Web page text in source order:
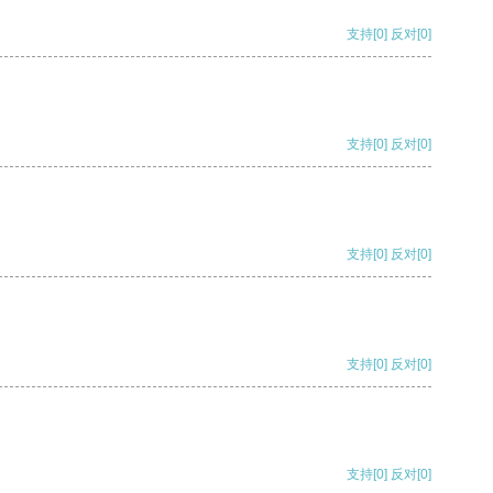
支持[0] 反对[0]
支持[0] 反对[0]
支持[0] 反对[0]
支持[0] 反对[0]
支持[0] 反对[0]